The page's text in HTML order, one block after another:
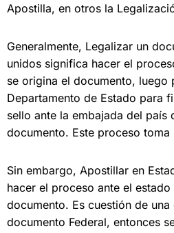
Apostilla, en otros la
Generalmente, Legalizar un
unidos significa hacer el
se origina el documento, luego
Departamento de Estado para
sello ante la embajada del país
documento. Este proceso toma
Sin embargo, Apostillar en
hacer el proceso ante el
documento. Es cuestión de
documento Federal, entonces